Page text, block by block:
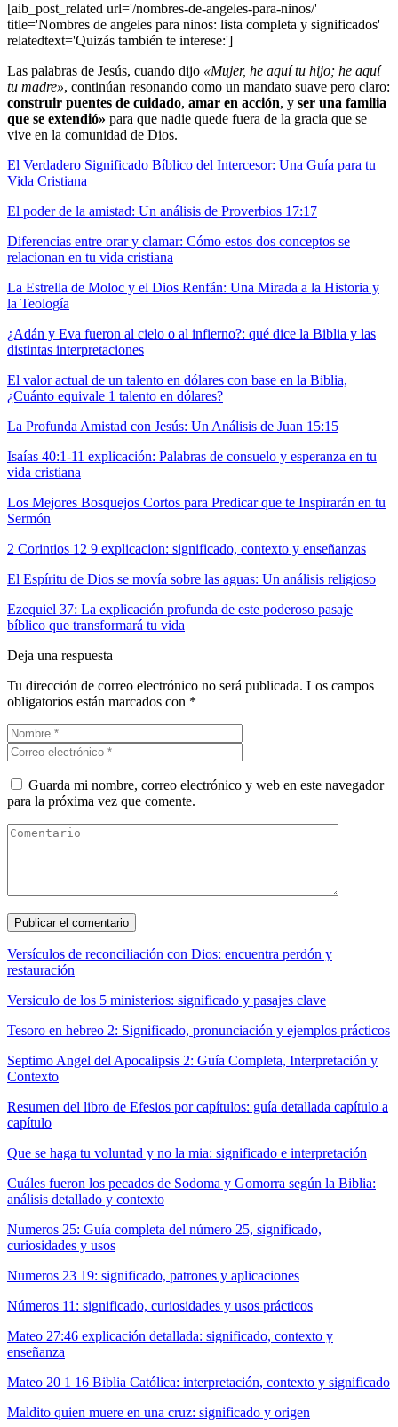
[aib_post_related url='/nombres-de-angeles-para-ninos/'
title='Nombres de angeles para ninos: lista completa y significados'
relatedtext='Quizás también te interese:']
Las palabras de Jesús, cuando dijo «Mujer, he aquí tu hijo; he aquí
tu madre», continúan resonando como un mandato suave pero claro:
construir puentes de cuidado, amar en acción, y ser una familia
que se extendió» para que nadie quede fuera de la gracia que se
vive en la comunidad de Dios.
El Verdadero Significado Bíblico del Intercesor: Una Guía para tu
Vida Cristiana
El poder de la amistad: Un análisis de Proverbios 17:17
Diferencias entre orar y clamar: Cómo estos dos conceptos se
relacionan en tu vida cristiana
La Estrella de Moloc y el Dios Renfán: Una Mirada a la Historia y
la Teología
¿Adán y Eva fueron al cielo o al infierno?: qué dice la Biblia y las
distintas interpretaciones
El valor actual de un talento en dólares con base en la Biblia,
¿Cuánto equivale 1 talento en dólares?
La Profunda Amistad con Jesús: Un Análisis de Juan 15:15
Isaías 40:1-11 explicación: Palabras de consuelo y esperanza en tu
vida cristiana
Los Mejores Bosquejos Cortos para Predicar que te Inspirarán en tu
Sermón
2 Corintios 12 9 explicacion: significado, contexto y enseñanzas
El Espíritu de Dios se movía sobre las aguas: Un análisis religioso
Ezequiel 37: La explicación profunda de este poderoso pasaje
bíblico que transformará tu vida
Deja una respuesta
Tu dirección de correo electrónico no será publicada. Los campos
obligatorios están marcados con *
Guarda mi nombre, correo electrónico y web en este navegador
para la próxima vez que comente.
Versículos de reconciliación con Dios: encuentra perdón y
restauración
Versiculo de los 5 ministerios: significado y pasajes clave
Tesoro en hebreo 2: Significado, pronunciación y ejemplos prácticos
Septimo Angel del Apocalipsis 2: Guía Completa, Interpretación y
Contexto
Resumen del libro de Efesios por capítulos: guía detallada capítulo a
capítulo
Que se haga tu voluntad y no la mia: significado e interpretación
Cuáles fueron los pecados de Sodoma y Gomorra según la Biblia:
análisis detallado y contexto
Numeros 25: Guía completa del número 25, significado,
curiosidades y usos
Numeros 23 19: significado, patrones y aplicaciones
Números 11: significado, curiosidades y usos prácticos
Mateo 27:46 explicación detallada: significado, contexto y
enseñanza
Mateo 20 1 16 Biblia Católica: interpretación, contexto y significado
Maldito quien muere en una cruz: significado y origen